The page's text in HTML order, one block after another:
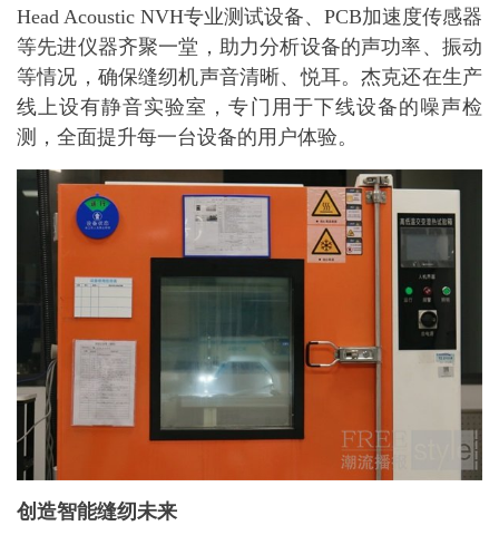
Head Acoustic NVH专业测试设备、PCB加速度传感器
等先进仪器齐聚一堂，助力分析设备的声功率、振动
等情况，确保缝纫机声音清晰、悦耳。杰克还在生产
线上设有静音实验室，专门用于下线设备的噪声检
测，全面提升每一台设备的用户体验。
创造智能缝纫未来